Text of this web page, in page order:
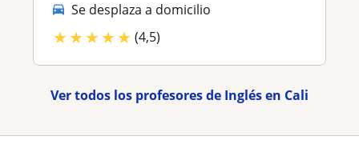
Se desplaza a domicilio
★★★★★ (4,5)
Ver todos los profesores de Inglés en Cali